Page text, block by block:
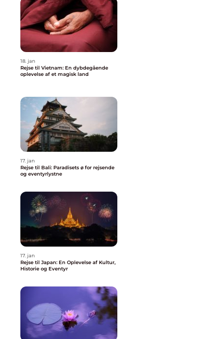
18. jan
Rejse til Vietnam: En dybdegående
oplevelse af et magisk land
17. jan
Rejse til Bali: Paradisets ø for rejsende
og eventyrlystne
17. jan
Rejse til Japan: En Oplevelse af Kultur,
Historie og Eventyr